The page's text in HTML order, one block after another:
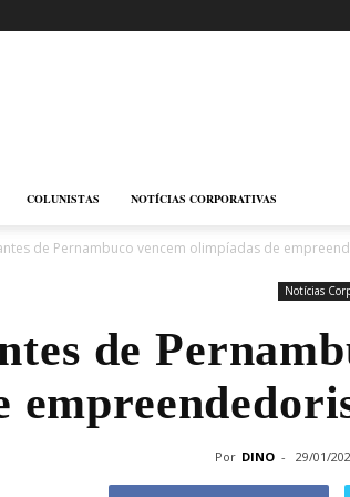
COLUNISTAS NOTÍCIAS CORPORATIVAS
de Pernambuco vencem olimpíadas de
Notícias
de
Por DINO - 29/01/